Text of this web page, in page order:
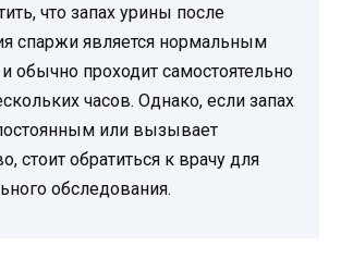
что запах урины после
спаржи является нормальным
обычно проходит самостоятельно
часов. Однако, если запах
или вызывает
стоит обратиться к врачу для
обследования.